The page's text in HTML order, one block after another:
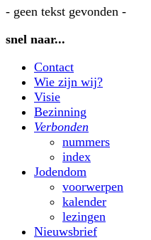
- geen tekst gevonden -
snel naar...
Contact
Wie zijn wij?
Visie
Bezinning
Verbonden
nummers
index
Jodendom
voorwerpen
kalender
lezingen
Nieuwsbrief